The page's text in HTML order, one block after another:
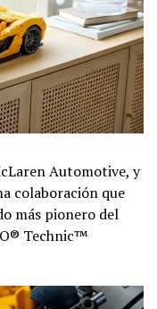
Automotive, y
colaboración que
más pionero del
Technic™